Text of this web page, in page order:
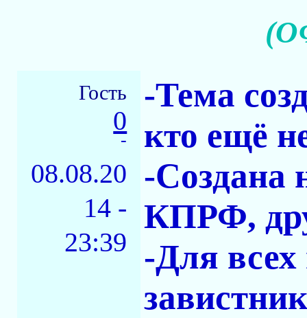
Гость
0
-
08.08.20
14 -
23:39
-Тема
кто ещё
-Создана
КПРФ,
-Для